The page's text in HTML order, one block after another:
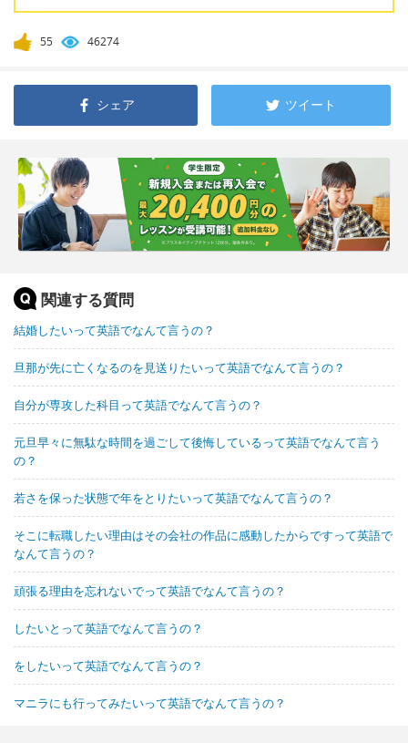
55 46274
シェア ツイート
関連する質問
結婚したいって英語でなんて言うの？
旦那が先に亡くなるのを見送りたいって英語でなんて言うの？
自分が専攻した科目って英語でなんて言うの？
元旦早々に無駄な時間を過ごして後悔しているって英語でなんて言う
の？
若さを保った状態で年をとりたいって英語でなんて言うの？
そこに転職したい理由はその会社の作品に感動したからですって英語で
なんて言うの？
頑張る理由を忘れないでって英語でなんて言うの？
したいとって英語でなんて言うの？
をしたいって英語でなんて言うの？
マニラにも行ってみたいって英語でなんて言うの？